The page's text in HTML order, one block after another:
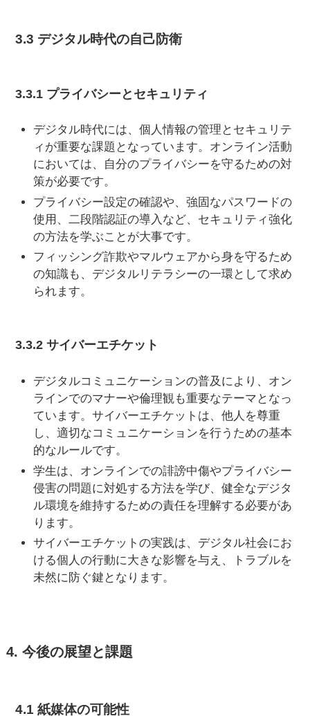
3.3 デジタル時代の自己防衛
3.3.1 プライバシーとセキュリティ
デジタル時代には、個人情報の管理とセキュリテ
ィが重要な課題となっています。オンライン活動
においては、自分のプライバシーを守るための対
策が必要です。
プライバシー設定の確認や、強固なパスワードの
使用、二段階認証の導入など、セキュリティ強化
の方法を学ぶことが大事です。
フィッシング詐欺やマルウェアから身を守るため
の知識も、デジタルリテラシーの一環として求め
られます。
3.3.2 サイバーエチケット
デジタルコミュニケーションの普及により、オン
ラインでのマナーや倫理観も重要なテーマとなっ
ています。サイバーエチケットは、他人を尊重
し、適切なコミュニケーションを行うための基本
的なルールです。
学生は、オンラインでの誹謗中傷やプライバシー
侵害の問題に対処する方法を学び、健全なデジタ
ル環境を維持するための責任を理解する必要があ
ります。
サイバーエチケットの実践は、デジタル社会にお
ける個人の行動に大きな影響を与え、トラブルを
未然に防ぐ鍵となります。
4. 今後の展望と課題
4.1 紙媒体の可能性